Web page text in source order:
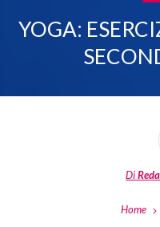
YOGA:
Di
Home